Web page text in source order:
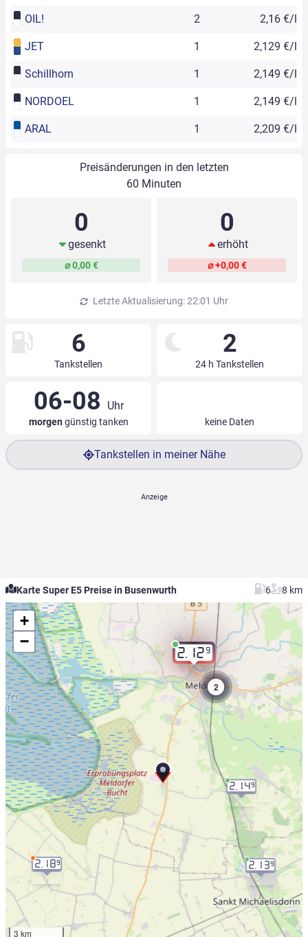
OIL! 2 2,16 €/l
JET 1 2,129 €/l
Schillhorn 1 2,149 €/l
NORDOEL 1 2,149 €/l
ARAL 1 2,209 €/l
Preisänderungen in den letzten
60 Minuten
0
gesenkt
⌀ 0,00 €
0
erhöht
⌀ +0,00 €
Letzte Aktualisierung: 22:01 Uhr
6
Tankstellen
2
24 h Tankstellen
06-08 Uhr
morgengünstig tanken keine Daten
Tankstellen in meiner Nähe
Karte Super E5 Preise in Busenwurth 6 8 km
2.129
2.189
2
2.149
2.139
+
−
3 km